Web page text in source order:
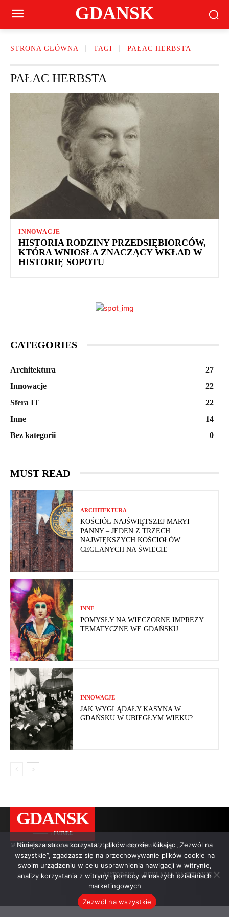
GDANSK
STRONA GŁÓWNA TAGI PAŁAC HERBSTA
PAŁAC HERBSTA
INNOWACJE
HISTORIA RODZINY PRZEDSIĘBIORCÓW,
KTÓRA WNIOSŁA ZNACZĄCY WKŁAD W
HISTORIĘ SOPOTU
CATEGORIES
Architektura
27
Innowacje
22
Sfera IT
22
Inne
14
Bez kategorii
0
MUST READ
ARCHITEKTURA
KOŚCIÓŁ NAJŚWIĘTSZEJ MARYI
PANNY – JEDEN Z TRZECH
NAJWIĘKSZYCH KOŚCIOŁÓW
CEGLANYCH NA ŚWIECIE
INNE
POMYSŁY NA WIECZORNE IMPREZY
TEMATYCZNE WE GDAŃSKU
INNOWACJE
JAK WYGLĄDAŁY KASYNA W
GDAŃSKU W UBIEGŁYM WIEKU?
GDANSK
———→ FUTURE
© Wszelkie prawa zastrzeżone. Cytaty — z aktywnym linkiem.
AUTORSKI REKLAMA NA STRONIE
Niniejsza strona korzysta z plików cookie. Klikając „Zezwól na
wszystkie”, zgadzasz się na przechowywanie plików cookie na
swoim urządzeniu w celu usprawnienia nawigacji w witrynie,
analizy korzystania z witryny i pomocy w naszych działaniach
marketingowych
Zezwól na wszystkie